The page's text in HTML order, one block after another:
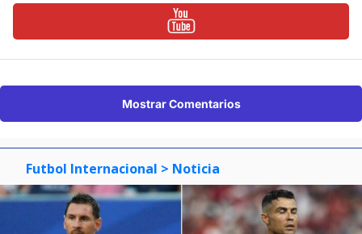
Mostrar Comentarios
Futbol Internacional > Noticia